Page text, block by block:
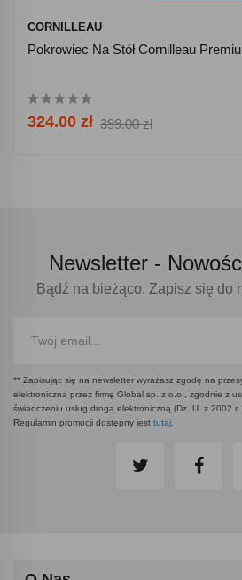
CORNILLEAU
Pokrowiec Na Stół Cornilleau
324.00 zł 399.00 zł
Newsletter -
Bądź na bieżąco. Zapisz się do
** Zapisując się na newsletter wyrażasz zgodę na
elektroniczną przez firmę Global sp. z o.o., zgodnie z
świadczeniu usług drogą elektroniczną (Dz. U. z 2002
Regulamin promocji dostępny jest tutaj